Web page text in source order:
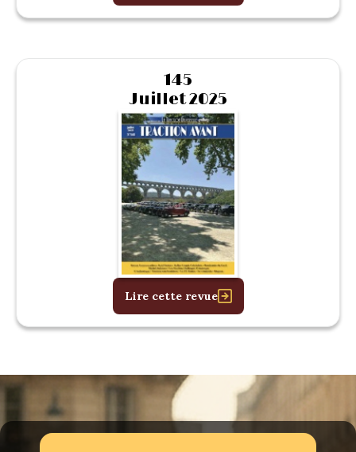
145
Juillet 2025
Lire cette revue